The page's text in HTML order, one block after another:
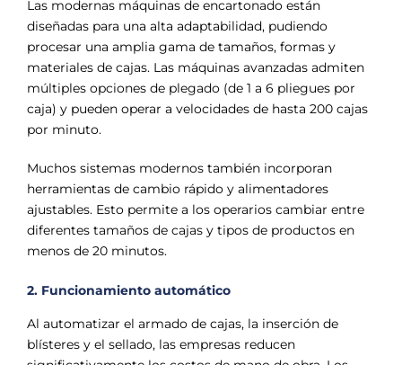
Las modernas máquinas de encartonado están
diseñadas para una alta adaptabilidad, pudiendo
procesar una amplia gama de tamaños, formas y
materiales de cajas. Las máquinas avanzadas admiten
múltiples opciones de plegado (de 1 a 6 pliegues por
caja) y pueden operar a velocidades de hasta 200 cajas
por minuto.
Muchos sistemas modernos también incorporan
herramientas de cambio rápido y alimentadores
ajustables. Esto permite a los operarios cambiar entre
diferentes tamaños de cajas y tipos de productos en
menos de 20 minutos.
2. Funcionamiento automático
Al automatizar el armado de cajas, la inserción de
blísteres y el sellado, las empresas reducen